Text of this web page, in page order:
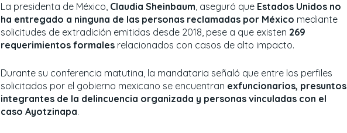
La presidenta de México, Claudia Sheinbaum, aseguró que Estados Unidos no
ha entregado a ninguna de las personas reclamadas por México mediante
solicitudes de extradición emitidas desde 2018, pese a que existen 269
requerimientos formalesrelacionados con casos de alto impacto.
Durante su conferencia matutina, la mandataria señaló que entre los perfiles
solicitados por el gobierno mexicano se encuentran exfuncionarios, presuntos
integrantes de la delincuencia organizada y personas vinculadas con el
caso Ayotzinapa.